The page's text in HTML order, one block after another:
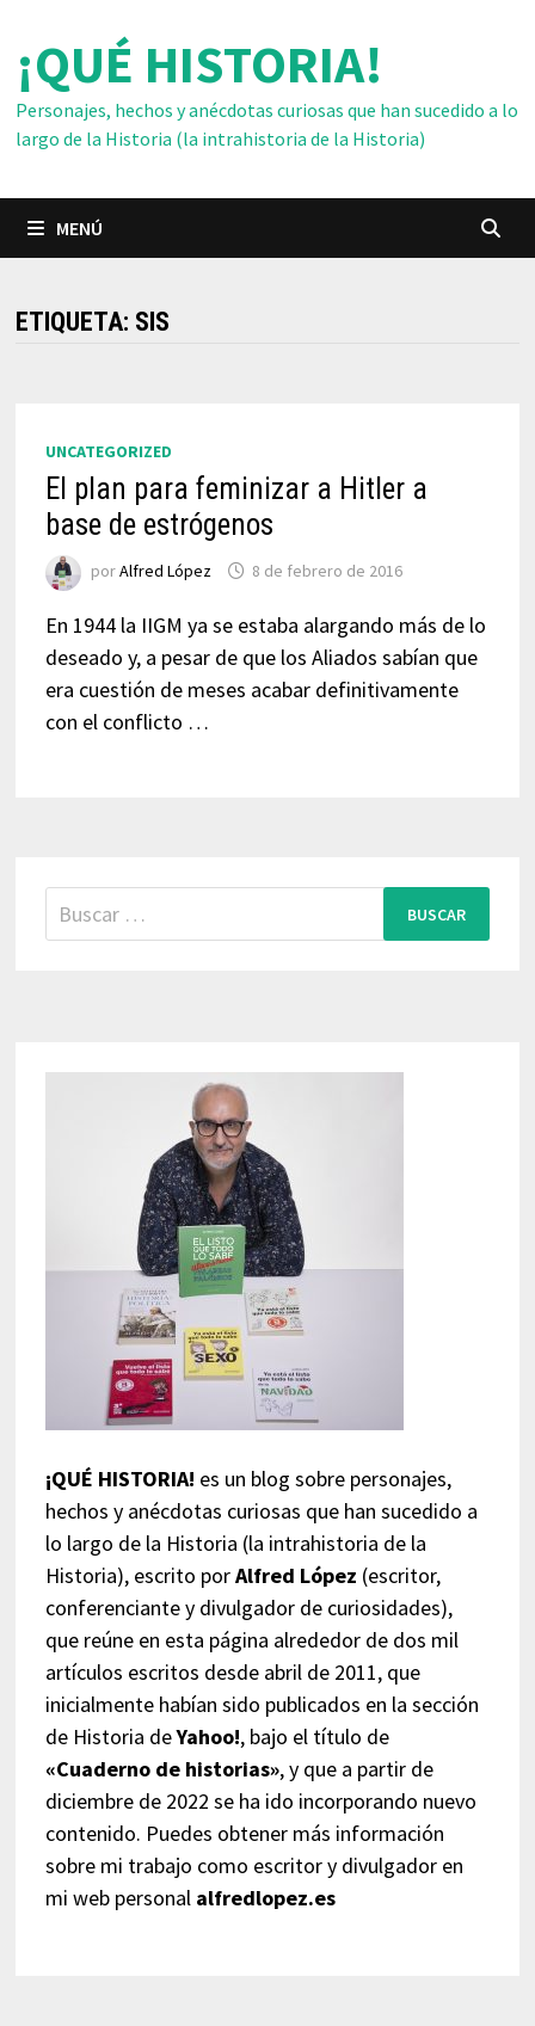
contenido
¡QUÉ HISTORIA!
Personajes, hechos y anécdotas curiosas que han sucedido a lo
largo de la Historia (la intrahistoria de la Historia)
MENÚ
ETIQUETA: SIS
UNCATEGORIZED
El plan para feminizar a Hitler a
base de estrógenos
porAlfred López 8 de febrero de 2016
En 1944 la IIGM ya se estaba alargando más de lo
deseado y, a pesar de que los Aliados sabían que
era cuestión de meses acabar definitivamente
con el conflicto …
Buscar:
¡QUÉ HISTORIA! es un blog sobre personajes,
hechos y anécdotas curiosas que han sucedido a
lo largo de la Historia (la intrahistoria de la
Historia), escrito porAlfred López (escritor,
conferenciante y divulgador de curiosidades),
que reúne en esta página alrededor de dos mil
artículos escritos desde abril de 2011, que
inicialmente habían sido publicados en la sección
de Historia deYahoo!, bajo el título de
«Cuaderno de historias», y que a partir de
diciembre de 2022 se ha ido incorporando nuevo
contenido. Puedes obtener más información
sobre mi trabajo como escritor y divulgador en
mi web personal alfredlopez.es